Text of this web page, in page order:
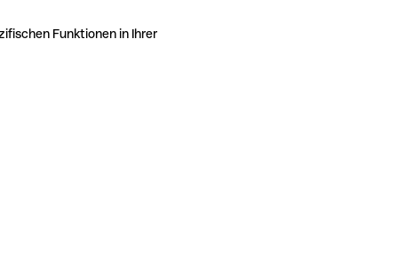
Funktionen in Ihrer